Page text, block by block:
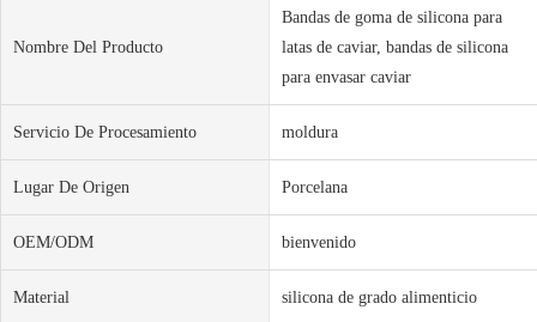
Nombre Del Producto
Bandas de goma de silicona para
latas de caviar, bandas de silicona
para envasar caviar
Servicio De Procesamiento moldura
Lugar De Origen Porcelana
OEM/ODM bienvenido
Material silicona de grado alimenticio